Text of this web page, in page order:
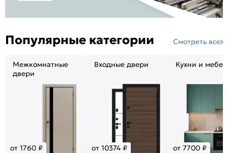
Популярные категории Смотреть все
Межкомнатные
двери
от 1760 ₽
Входные двери
от 10374 ₽
Кухни и
от 7700 ₽